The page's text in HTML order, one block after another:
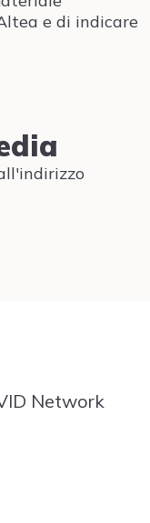
e di indicare
Network